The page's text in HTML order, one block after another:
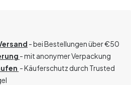
- bei Bestellungen über€50
- mit anonymer Verpackung
- Käuferschutz durch Trusted